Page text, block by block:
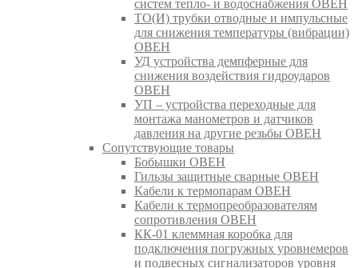
систем тепло- и водоснабжения ОВЕН
ТО(И) трубки отводные и импульсные
для снижения температуры (вибрации)
ОВЕН
УД устройства демпферные для
снижения воздействия гидроударов
ОВЕН
УП – устройства переходные для
монтажа манометров и датчиков
давления на другие резьбы ОВЕН
Сопутствующие товары
Бобышки ОВЕН
Гильзы защитные сварные ОВЕН
Кабели к термопарам ОВЕН
Кабели к термопреобразователям
сопротивления ОВЕН
КК-01 клеммная коробка для
подключения погружных уровнемеров
и подвесных сигнализаторов уровня